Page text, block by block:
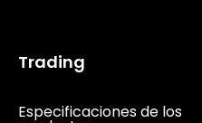
Trading
Especificaciones de los